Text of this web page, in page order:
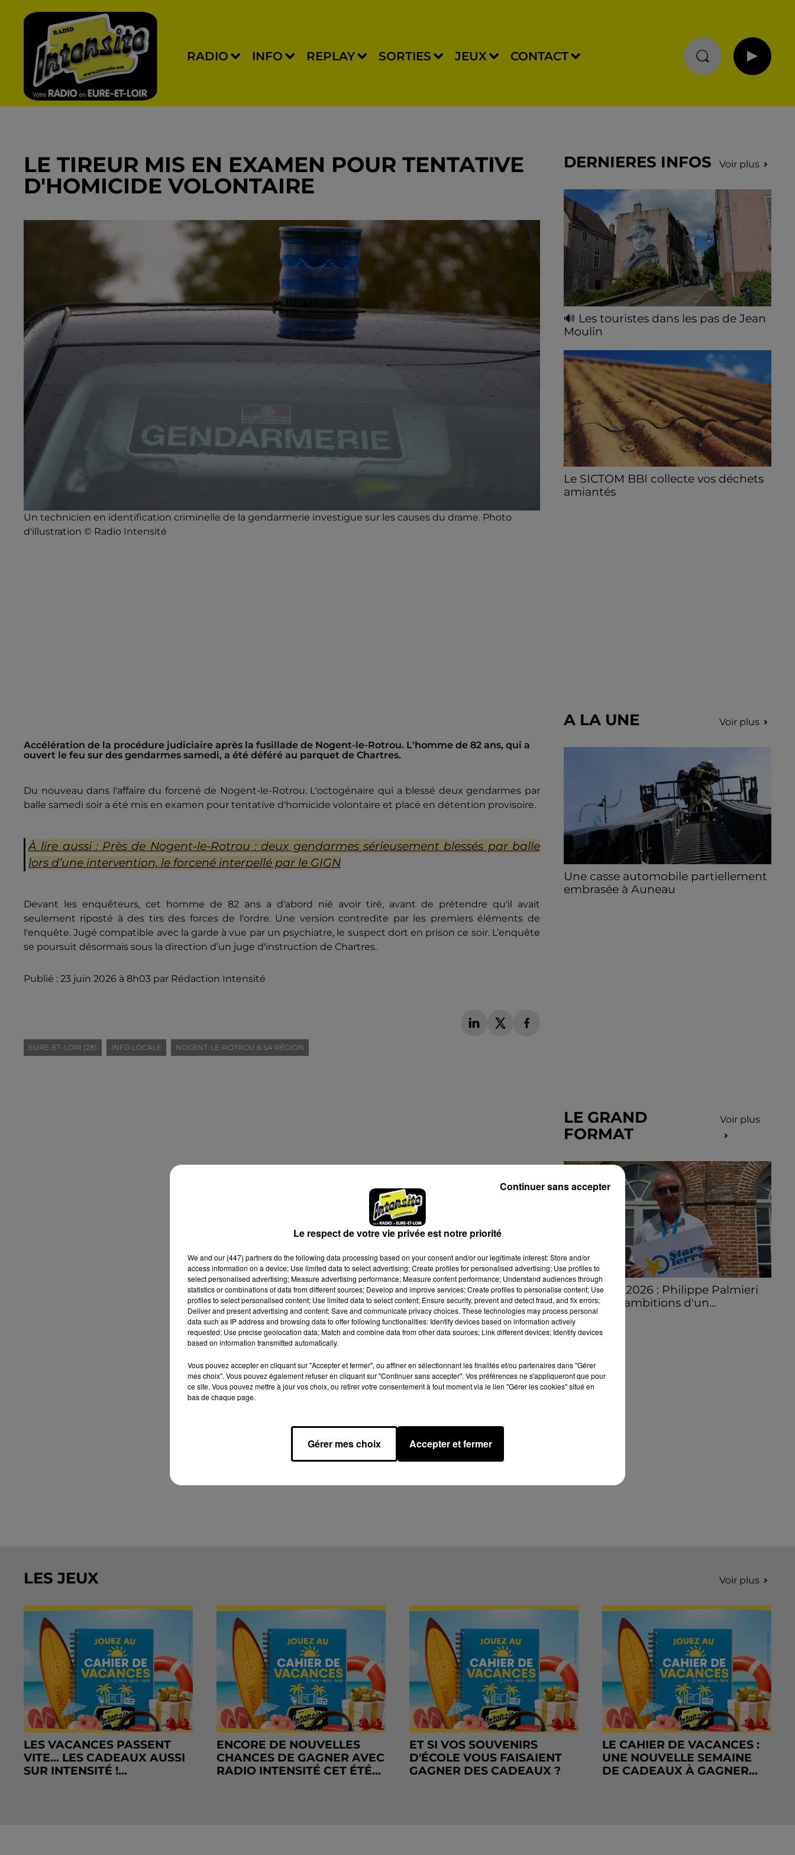
RADIO INFO REPLAY SORTIES JEUX CONTACT
LE TIREUR MIS EN EXAMEN POUR TENTATIVE
D'HOMICIDE VOLONTAIRE
Un technicien en identification criminelle de la gendarmerie investigue sur les causes du drame. Photo
d'illustration © Radio Intensité
Accélération de la procédure judiciaire après la fusillade de Nogent-le-Rotrou. L'homme de 82 ans, qui a
ouvert le feu sur des gendarmes samedi, a été déféré au parquet de Chartres.
Du nouveau dans l'affaire du forcené de Nogent-le-Rotrou. L'octogénaire qui a blessé deux gendarmes par
balle samedi soir a été mis en examen pour tentative d'homicide volontaire et placé en détention provisoire.
À lire aussi : Près de Nogent-le-Rotrou : deux gendarmes sérieusement blessés par balle
lors d’une intervention, le forcené interpellé par le GIGN
Devant les enquêteurs, cet homme de 82 ans a d'abord nié avoir tiré, avant de prétendre qu'il avait
seulement riposté à des tirs des forces de l'ordre. Une version contredite par les premiers éléments de
l'enquête. Jugé compatible avec la garde à vue par un psychiatre, le suspect dort en prison ce soir. L’enquête
se poursuit désormais sous la direction d’un juge d'instruction de Chartres.
Publié : 23 juin 2026 à 8h03 par Rédaction Intensité
EURE-ET-LOIR (28) INFO LOCALE NOGENT-LE-ROTROU & SA RÉGION
DERNIERES INFOS Voir plus
🔊 Les touristes dans les pas de Jean
Moulin
les sorties estivales de Chartres Tourisme.
Le SICTOM BBI collecte vos déchets
amiantés
A LA UNE Voir plus
Une casse automobile partiellement
embrasée à Auneau
LE GRAND
FORMAT
Voir plus
Stars'Terre 2026 : Philippe Palmieri
dévoile les ambitions d'un...
À quelques semaines de la première
édition de Stars'Terre, organisée du 18 au 20
LES JEUX Voir plus
LES VACANCES PASSENT
VITE... LES CADEAUX AUSSI
SUR INTENSITÉ !...
ENCORE DE NOUVELLES
CHANCES DE GAGNER AVEC
RADIO INTENSITÉ CET ÉTÉ...
ET SI VOS SOUVENIRS
D'ÉCOLE VOUS FAISAIENT
GAGNER DES CADEAUX ?
LE CAHIER DE VACANCES :
UNE NOUVELLE SEMAINE
DE CADEAUX À GAGNER...
Le respect de votre vie privée est notre priorité
We and our (447) partnersdo the following data processing based on your consent and/or our legitimate interest: Store and/or
access information on a device; Use limited data to select advertising; Create profiles for personalised advertising; Use profiles to
select personalised advertising; Measure advertising performance; Measure content performance; Understand audiences through
statistics or combinations of data from different sources; Develop and improve services; Create profiles to personalise content; Use
profiles to select personalised content; Use limited data to select content; Ensure security, prevent and detect fraud, and fix errors;
Deliver and present advertising and content; Save and communicate privacy choices. These technologies may process personal
data such as IP address and browsing data to offer following functionalities: Identify devices based on information actively
requested; Use precise geolocation data; Match and combine data from other data sources; Link different devices; Identify devices
based on information transmitted automatically.
Vous pouvez accepter en cliquant sur "Accepter et fermer", ou affiner en sélectionnant les finalités et/ou partenaires dans "Gérer
mes choix". Vous pouvez également refuser en cliquant sur "Continuer sans accepter". Vos préférences ne s'appliqueront que pour
ce site. Vous pouvez mettre à jour vos choix, ou retirer votre consentement à tout moment via le lien "Gérer les cookies" situé en
bas de chaque page.
Gérer mes choix Accepter et fermer
Continuer sans accepter